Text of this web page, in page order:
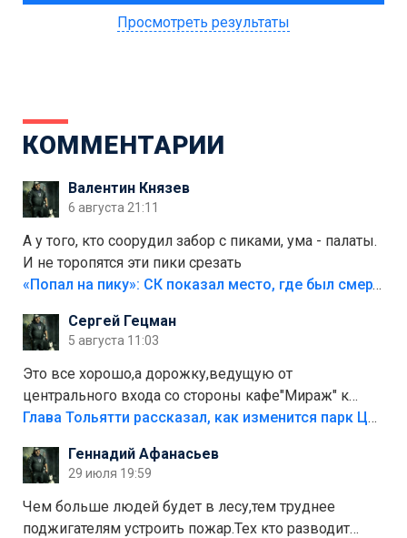
Просмотреть результаты
КОММЕНТАРИИ
Валентин Князев
6 августа 21:11
А у того, кто соорудил забор с пиками, ума - палаты.
И не торопятся эти пики срезать
«Попал на пику»: СК показал место, где был смертельно травмирован ребенок в Тольятти
Сергей Гецман
5 августа 11:03
Это все хорошо,а дорожку,ведущую от
центрального входа со стороны кафе"Мираж" к
аттракционам слабо доделать?А то бордюры
лежала в парке и испортилась.Да еще,видимо,часть
украли.
Глава Тольятти рассказал, как изменится парк Центрального района
Геннадий Афанасьев
29 июля 19:59
Чем больше людей будет в лесу,тем труднее
поджигателям устроить пожар.Тех кто разводит